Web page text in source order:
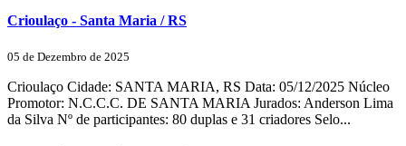
Crioulaço - Santa Maria / RS
05 de Dezembro de 2025
Crioulaço Cidade: SANTA MARIA, RS Data: 05/12/2025 Núcleo
Promotor: N.C.C.C. DE SANTA MARIA Jurados: Anderson Lima
da Silva Nº de participantes: 80 duplas e 31 criadores Selo...